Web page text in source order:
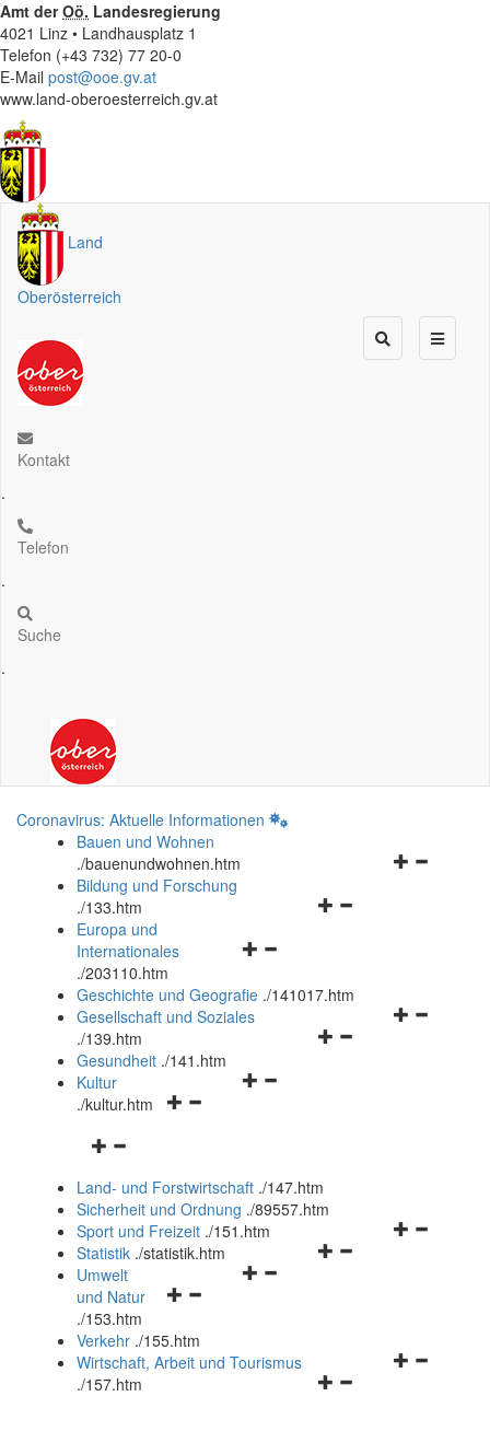
Amt derOö. Landesregierung
4021 Linz • Landhausplatz 1
Telefon (+43 732) 77 20-0
E-Mail post@ooe.gv.at
www.land-oberoesterreich.gv.at
Land
Oberösterreich
Kontakt
.
Telefon
.
Suche
.
Coronavirus: Aktuelle Informationen
Bauen und Wohnen
./bauenundwohnen.htm
Navigationsmenü
Bildung und Forschung
./133.htm
Navigationsmenü
und
schließen
Europa und
Internationales
./203110.htm
Geschichte und Geografie ./141017.htm
Navigationsmenü
Gesellschaft und Soziales
./139.htm
Navigationsmenü
Gesundheit ./141.htm
Navigationsmenü
Kultur
./kultur.htm
Navigationsmenü
und
schließen
Land- und Forstwirtschaft ./147.htm
Sicherheit und Ordnung ./89557.htm
Navigationsmenü
Sport und Freizeit ./151.htm
Navigationsmenü
Statistik ./statistik.htm
Navigationsmenü
und
schließen
Umwelt
und Natur
./153.htm
Verkehr ./155.htm
Navigationsmenü
Wirtschaft, Arbeit und Tourismus
./157.htm